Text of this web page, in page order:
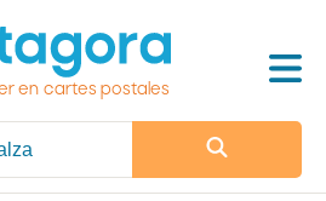
en cartes postales